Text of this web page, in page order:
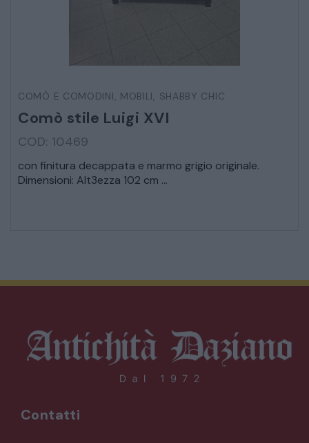
COMÒ E COMODINI, MOBILI, SHABBY CHIC
Comò stile Luigi XVI
COD: 10469
con finitura decappata e marmo grigio originale.
Dimensioni: Alt3ezza 102 cm ...
Contatti